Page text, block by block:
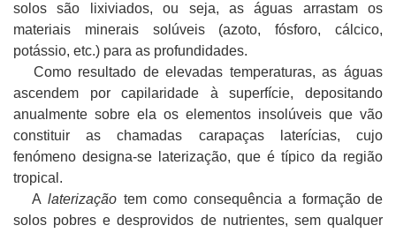
solos são lixiviados, ou seja, as águas arrastam os
materiais minerais solúveis (azoto, fósforo, cálcico,
potássio, etc.) para as profundidades.
Como resultado de elevadas temperaturas, as águas
ascendem por capilaridade à superfície, depositando
anualmente sobre ela os elementos insolúveis que vão
constituir as chamadas carapaças laterícias, cujo
fenómeno designa-se laterização, que é típico da região
tropical.
Alaterização tem como consequência a formação de
solos pobres e desprovidos de nutrientes, sem qualquer